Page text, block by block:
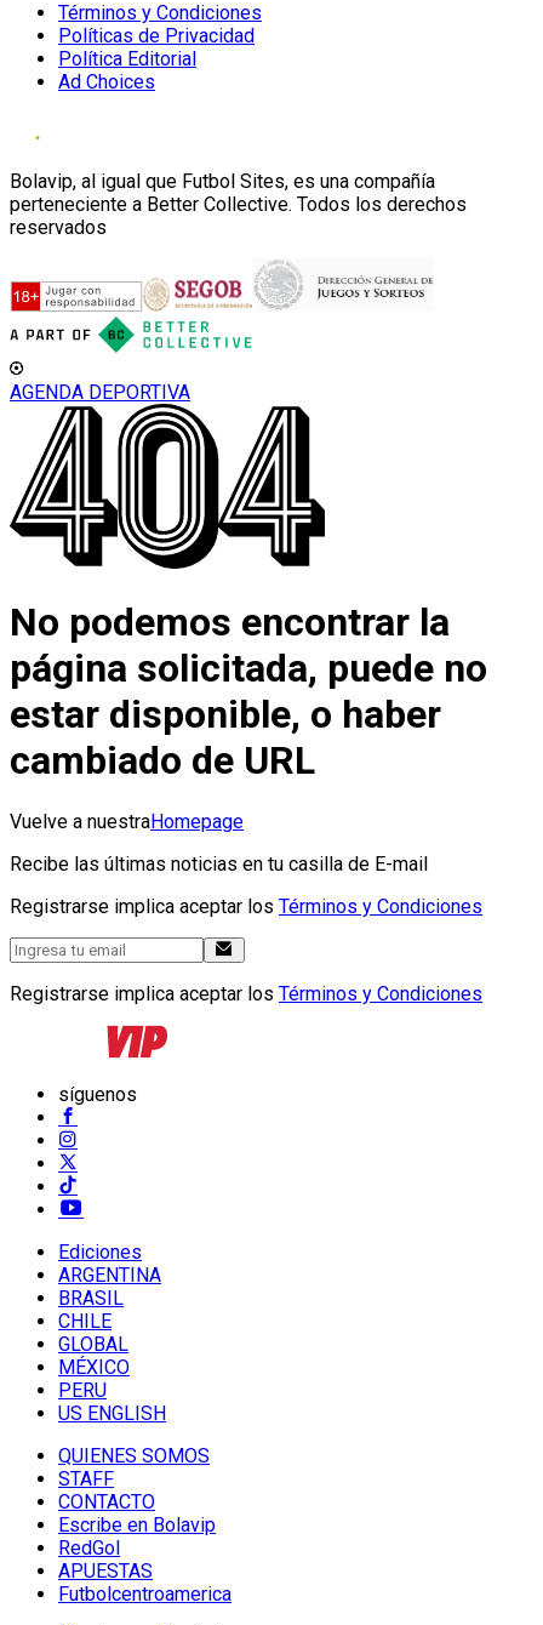
Términos y Condiciones
Políticas de Privacidad
Política Editorial
Ad Choices
Bolavip, al igual que Futbol Sites, es una compañía
perteneciente a Better Collective. Todos los derechos
reservados
AGENDA DEPORTIVA
No podemos encontrar la
página solicitada, puede no
estar disponible, o haber
cambiado de URL
Vuelve a nuestraHomepage
Recibe las últimas noticias en tu casilla de E-mail
Registrarse implica aceptar los Términos y Condiciones
Registrarse implica aceptar los Términos y Condiciones
síguenos
Ediciones
ARGENTINA
BRASIL
CHILE
GLOBAL
MÉXICO
PERU
US ENGLISH
QUIENES SOMOS
STAFF
CONTACTO
Escribe en Bolavip
RedGol
APUESTAS
Futbolcentroamerica